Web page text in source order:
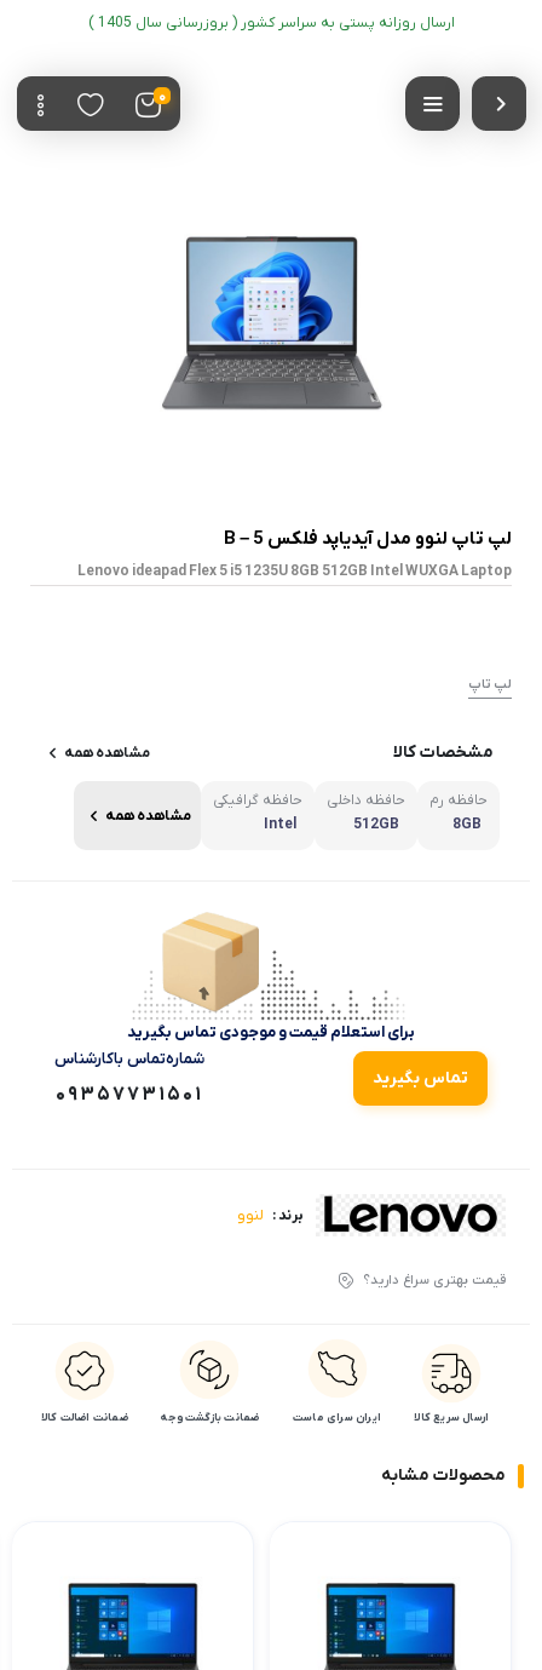
ارسال روزانه پستی به سراسر کشور ( بروزرسانی سال 1405 )
0
لپ تاپ لنوو مدل آیدیاپد فلکس 5 – B
Lenovo ideapad Flex 5 i5 1235U 8GB 512GB Intel WUXGA Laptop
لپ تاپ
مشخصات کالا مشاهده همه
حافظه رم
8GB
حافظه داخلی
512GB
حافظه گرافیکی
Intel
مشاهده همه
برای استعلام قیمت و موجودی تماس بگیرید
تماس بگیرید
شماره‌تماس‌ با‌کارشناس
09357731501
برند : لنوو
قیمت بهتری سراغ دارید؟
ارسال سریع کالا ایران سرای ماست ضمانت بازگشت وجه ضمانت اضالت کالا
محصولات مشابه